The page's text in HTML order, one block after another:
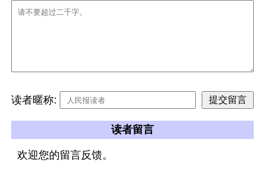
读者暱称:
读者留言
欢迎您的留言反馈。